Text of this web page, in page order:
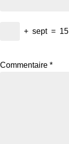
+ sept = 15
Commentaire *